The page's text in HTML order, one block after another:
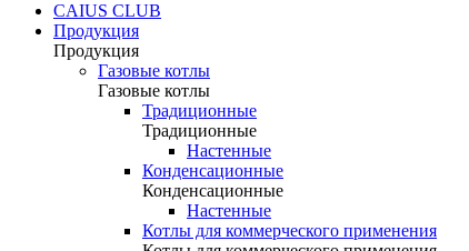
CAIUS CLUB
Продукция
Продукция
Газовые котлы
Газовые котлы
Традиционные
Традиционные
Настенные
Конденсационные
Конденсационные
Настенные
Котлы для коммерческого применения